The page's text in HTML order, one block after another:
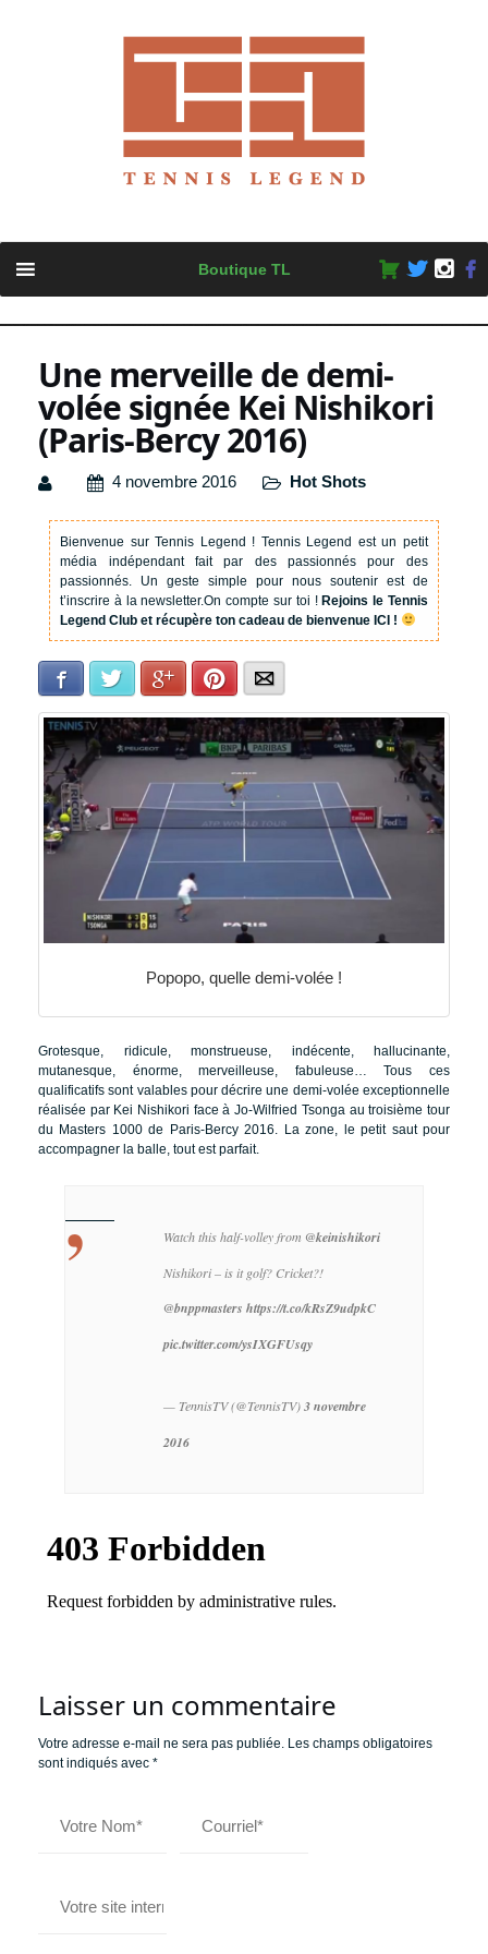
content
Boutique TL
Une merveille de demi-
volée signée Kei Nishikori
(Paris-Bercy 2016)
4 novembre 2016 Hot Shots
Bienvenue sur Tennis Legend ! Tennis Legend est un petit
média indépendant fait par des passionnés pour des
passionnés. Un geste simple pour nous soutenir est de
t’inscrire à la newsletter.On compte sur toi !Rejoins le Tennis
Legend Club et récupère ton cadeau de bienvenue ICI !
Facebook Twitter Google+Pinterest
Popopo, quelle demi-volée !
Grotesque, ridicule, monstrueuse, indécente, hallucinante,
mutanesque, énorme, merveilleuse, fabuleuse… Tous ces
qualificatifs sont valables pour décrire une demi-volée exceptionnelle
réalisée par Kei Nishikori face à Jo-Wilfried Tsonga au troisième tour
du Masters 1000 de Paris-Bercy 2016. La zone, le petit saut pour
accompagner la balle, tout est parfait.
Watch this half-volley from @keinishikori
Nishikori – is it golf? Cricket?!
@bnppmasters https://t.co/kRsZ9udpkC
pic.twitter.com/ysIXGFUsqy
— TennisTV (@TennisTV)3 novembre
2016
Laisser un commentaire
Votre adresse e-mail ne sera pas publiée. Les champs obligatoires
sont indiqués avec *